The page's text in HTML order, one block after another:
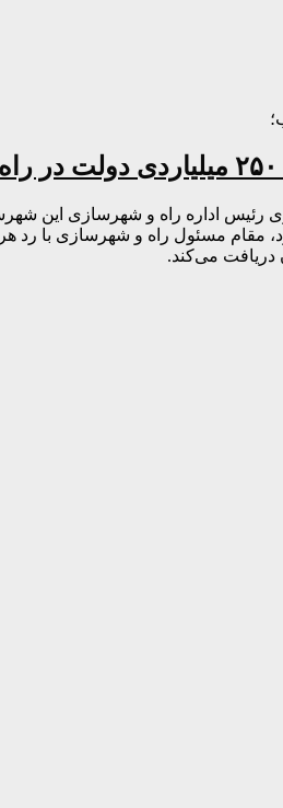
اداره راه و شهرسازی این
مقام مسئول راه و شهرسازی با رد
دریافت می‌کند.